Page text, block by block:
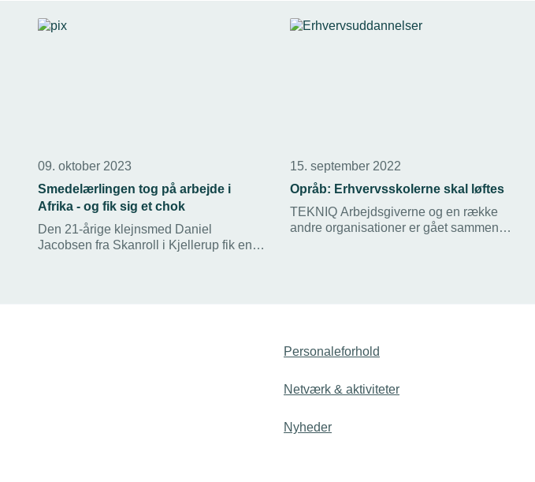
09. oktober 2023
Smedelærlingen tog på arbejde i
Afrika - og fik sig et chok
Den 21-årige klejnsmed Daniel
Jacobsen fra Skanroll i Kjellerup fik en
15. september 2022
Opråb: Erhvervsskolerne skal løftes
TEKNIQ Arbejdsgiverne og en række
andre organisationer er gået sammen
Personaleforhold
Netværk & aktiviteter
Nyheder